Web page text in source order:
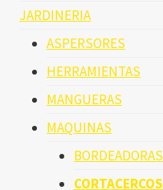
JARDINERIA
ASPERSORES
HERRAMIENTAS
MANGUERAS
MAQUINAS
BORDEADORAS
CORTACERCOS